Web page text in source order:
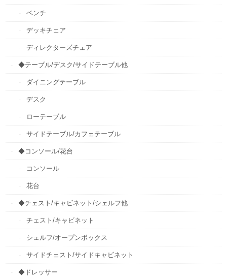
ベンチ
デッキチェア
ディレクターズチェア
◆テーブル/デスク/サイドテーブル他
ダイニングテーブル
デスク
ローテーブル
サイドテーブル/カフェテーブル
◆コンソール/花台
コンソール
花台
◆チェスト/キャビネット/シェルフ他
チェスト/キャビネット
シェルフ/オープンボックス
サイドチェスト/サイドキャビネット
◆ドレッサー